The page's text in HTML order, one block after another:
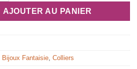
AJOUTER AU PANIER
Bijoux Fantaisie, Colliers